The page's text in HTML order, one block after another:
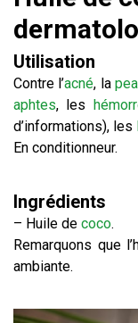
Utilisation
Contre l’acné, la
aphtes, les
d’informations), les
En conditionneur.
Ingrédients
– Huile de coco.
Remarquons que
ambiante.